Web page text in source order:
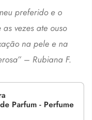
preferido e o
vezes ate ouso
na pele e na
– Rubiana F.
Parfum - Perfume